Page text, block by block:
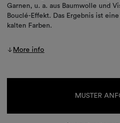
Garnen, u. a. aus Baumwolle und
Bouclé-Effekt. Das Ergebnis ist
kalten Farben.
More info
MUSTER